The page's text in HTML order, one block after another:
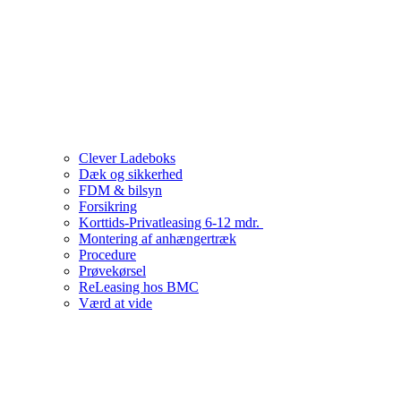
Clever Ladeboks
Dæk og sikkerhed
FDM & bilsyn
Forsikring
Korttids-Privatleasing 6-12 mdr.
Montering af anhængertræk
Procedure
Prøvekørsel
ReLeasing hos BMC
Værd at vide